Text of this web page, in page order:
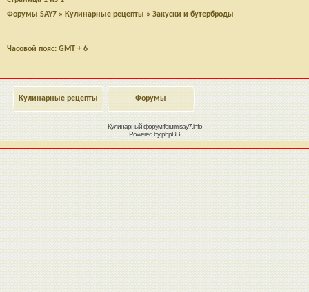
Форумы SAY7 » Кулинарные рецепты » Закуски и бутерброды
Часовой пояс: GMT + 6
Кулинарные рецепты Форумы
Кулинарный форумforum.say7.info
Powered byphpBB